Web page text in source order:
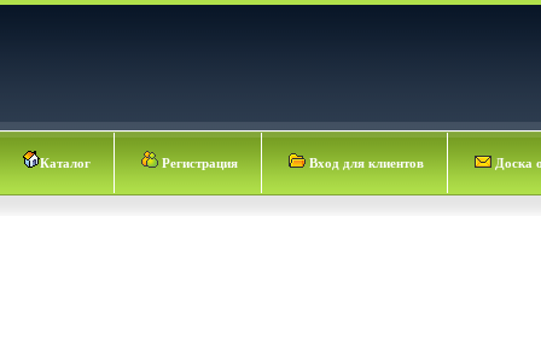
Каталог Регистрация Вход для клиентов Доска